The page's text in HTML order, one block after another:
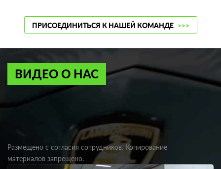
ПРИСОЕДИНИТЬСЯ К НАШЕЙ КОМАНДЕ >>>
ВИДЕО О НАС
Размещено с согласия сотрудников. Копирование
материалов запрещено.